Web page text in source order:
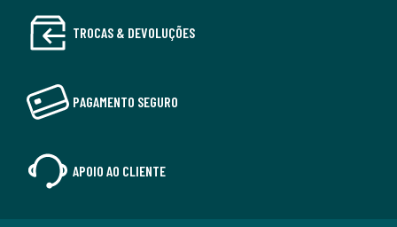
TROCAS & DEVOLUÇÕES
PAGAMENTO SEGURO
APOIO AO CLIENTE